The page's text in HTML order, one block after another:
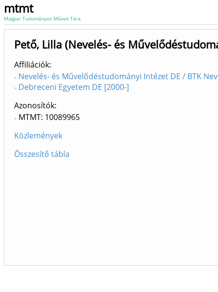
mtmt
Magyar Tudományos Művek Tára
Pető, Lilla (Nevelés- és
Affiliációk
Nevelés- és Művelődéstudományi Intézet DE / BTK
Debreceni Egyetem DE [2000-]
Azonosítók
MTMT: 10089965
Közlemények
Összesítő tábla